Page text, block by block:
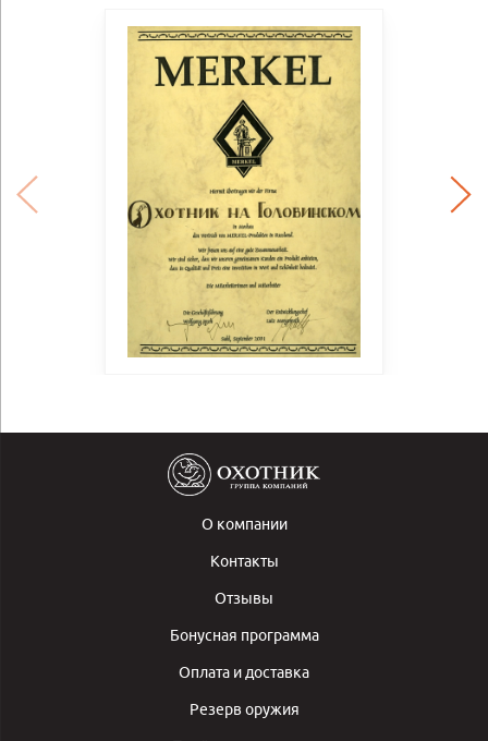
О компании
Контакты
Отзывы
Бонусная программа
Оплата и доставка
Резерв оружия